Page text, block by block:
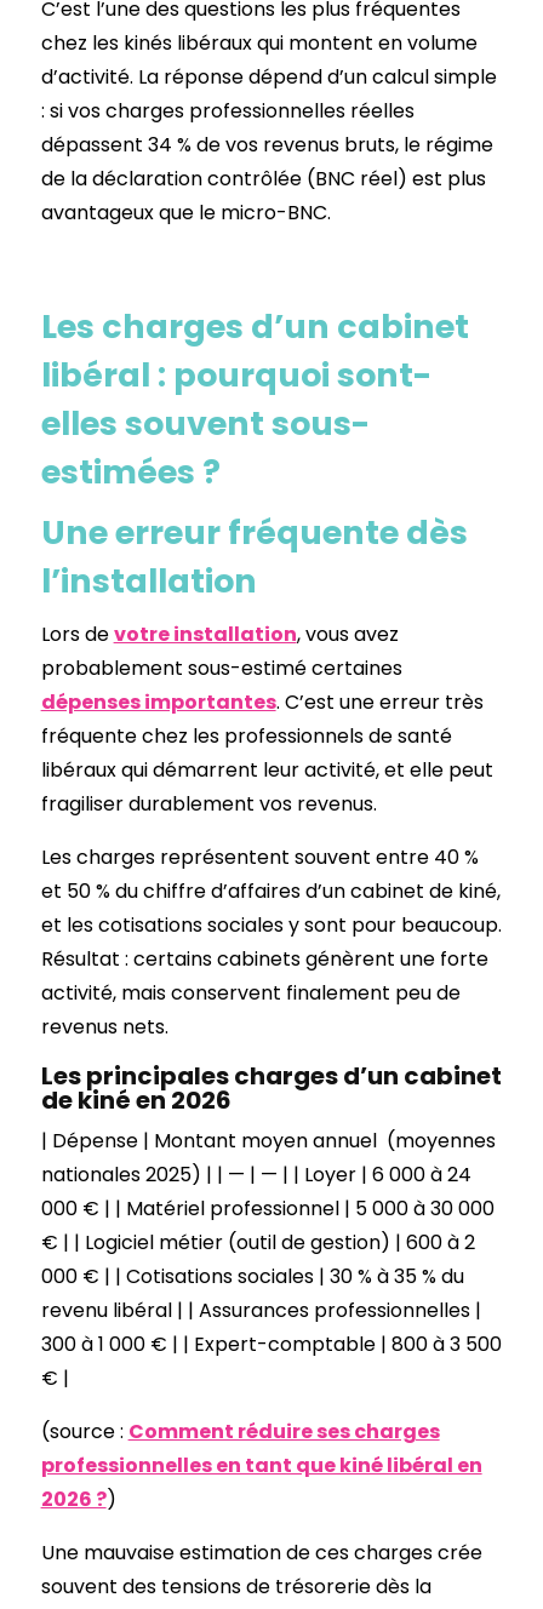
C’est l’une des questions les plus fréquentes
chez les kinés libéraux qui montent en volume
d’activité. La réponse dépend d’un calcul simple
: si vos charges professionnelles réelles
dépassent 34 % de vos revenus bruts, le régime
de la déclaration contrôlée (BNC réel) est plus
avantageux que le micro-BNC.
Les charges d’un cabinet
libéral : pourquoi sont-
elles souvent sous-
estimées ?
Une erreur fréquente dès
l’installation
Lors devotre installation, vous avez
probablement sous-estimé certaines
dépenses importantes. C’est une erreur très
fréquente chez les professionnels de santé
libéraux qui démarrent leur activité, et elle peut
fragiliser durablement vos revenus.
Les charges représentent souvent entre 40 %
et 50 % du chiffre d’affaires d’un cabinet de kiné,
et les cotisations sociales y sont pour beaucoup.
Résultat : certains cabinets génèrent une forte
activité, mais conservent finalement peu de
revenus nets.
Les principales charges d’un cabinet
de kiné en 2026
| Dépense | Montant moyen annuel (moyennes
nationales 2025) | | — | — | | Loyer | 6 000 à 24
000 € | | Matériel professionnel | 5 000 à 30 000
€ | | Logiciel métier (outil de gestion) | 600 à 2
000 € | | Cotisations sociales | 30 % à 35 % du
revenu libéral | | Assurances professionnelles |
300 à 1 000 € | | Expert-comptable | 800 à 3 500
€ |
(source : Comment réduire ses charges
professionnelles en tant que kiné libéral en
2026 ?)
Une mauvaise estimation de ces charges crée
souvent des tensions de trésorerie dès la